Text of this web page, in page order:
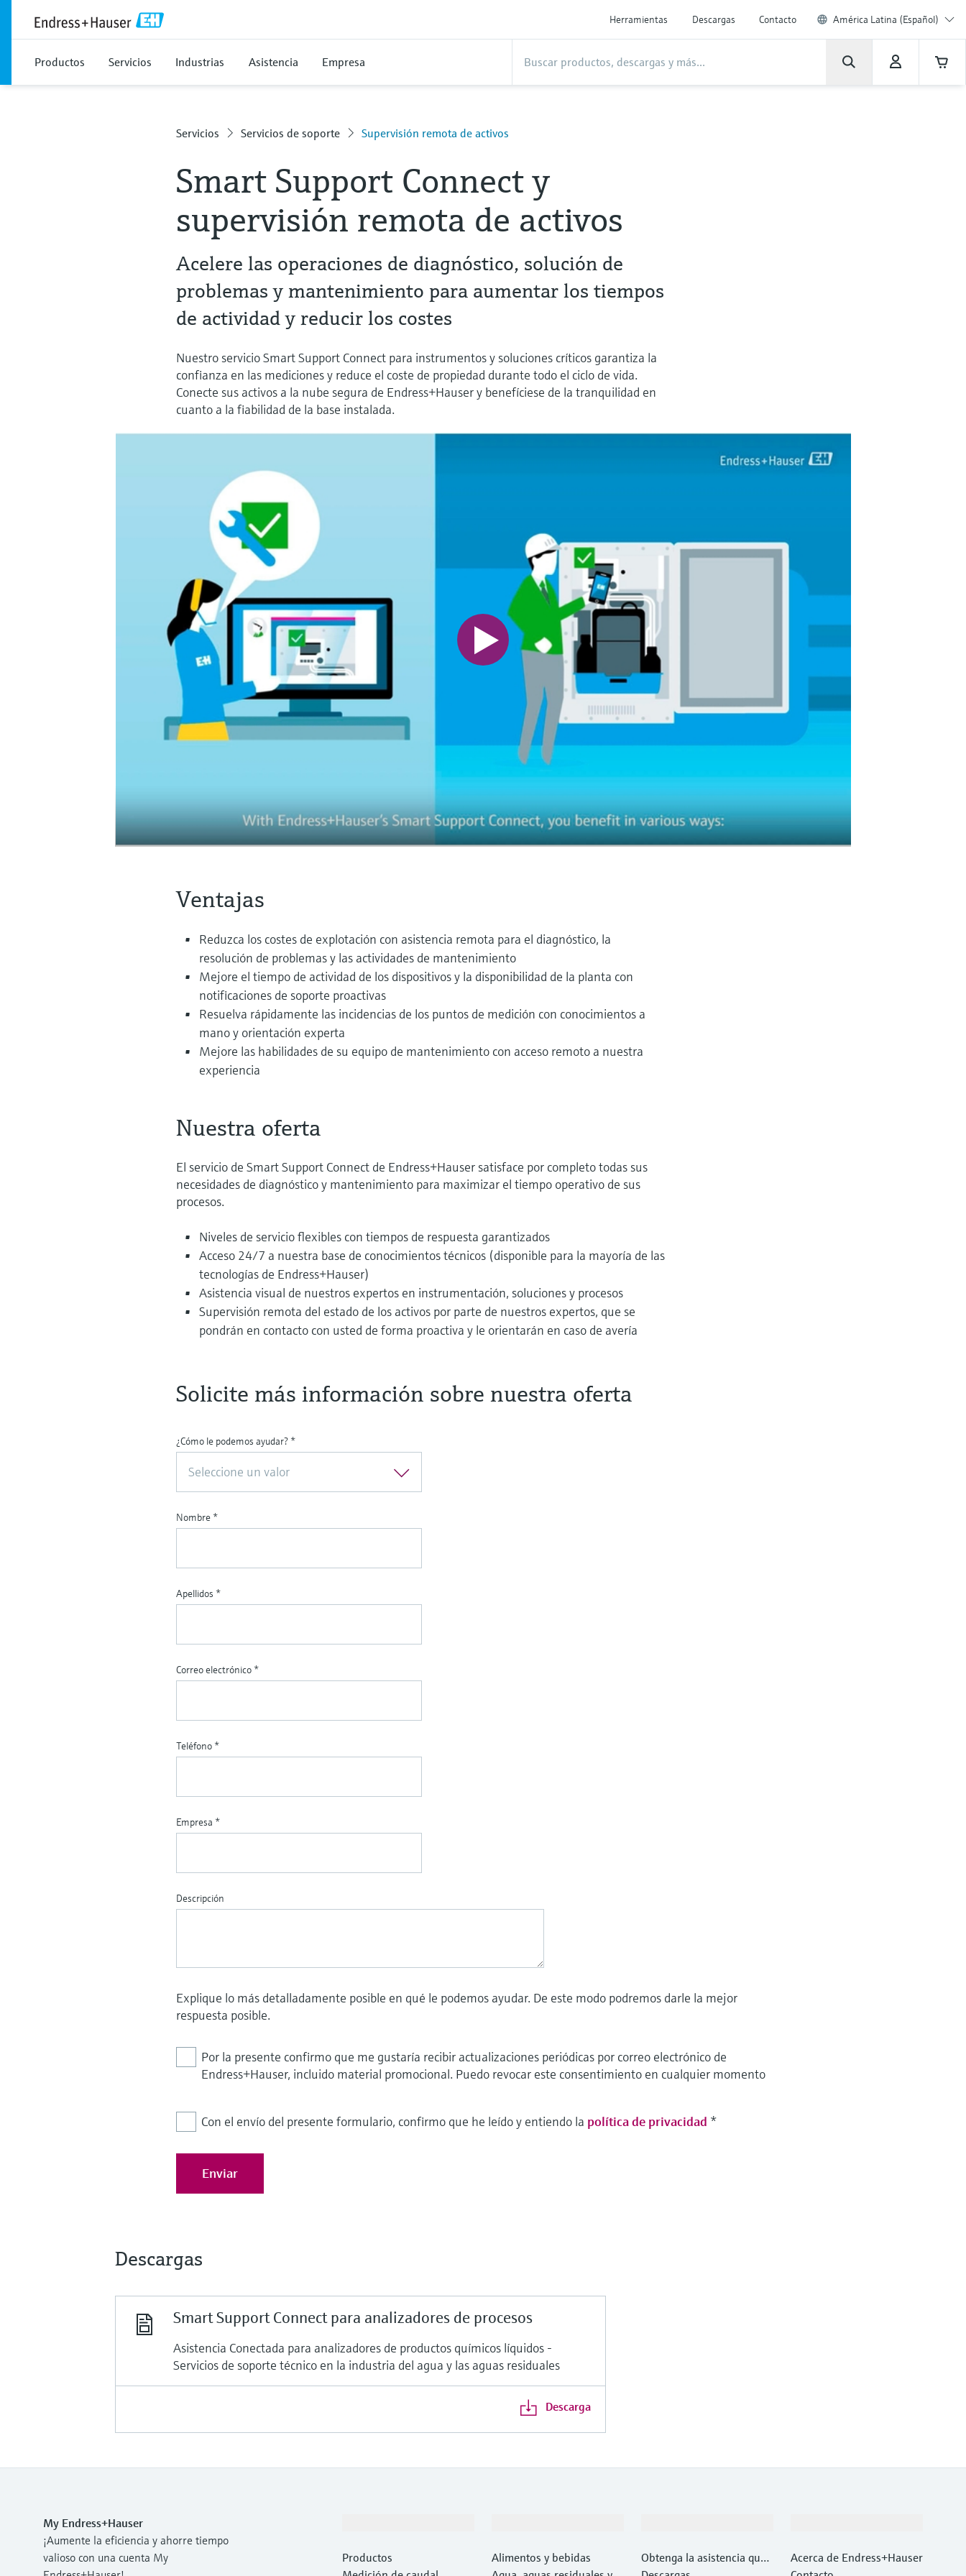
Herramientas Descargas Contacto América Latina (Español)
Productos Servicios Industrias Asistencia Empresa
Servicios Servicios de soporte Supervisión remota de activos
Smart Support Connect y
supervisión remota de activos
Acelere las operaciones de diagnóstico, solución de
problemas y mantenimiento para aumentar los tiempos
de actividad y reducir los costes
Nuestro servicio Smart Support Connect para instrumentos y soluciones críticos garantiza la
confianza en las mediciones y reduce el coste de propiedad durante todo el ciclo de vida.
Conecte sus activos a la nube segura de Endress+Hauser y benefíciese de la tranquilidad en
cuanto a la fiabilidad de la base instalada.
Ventajas
Reduzca los costes de explotación con asistencia remota para el diagnóstico, la
resolución de problemas y las actividades de mantenimiento
Mejore el tiempo de actividad de los dispositivos y la disponibilidad de la planta con
notificaciones de soporte proactivas
Resuelva rápidamente las incidencias de los puntos de medición con conocimientos a
mano y orientación experta
Mejore las habilidades de su equipo de mantenimiento con acceso remoto a nuestra
experiencia
Nuestra oferta
El servicio de Smart Support Connect de Endress+Hauser satisface por completo todas sus
necesidades de diagnóstico y mantenimiento para maximizar el tiempo operativo de sus
procesos.
Niveles de servicio flexibles con tiempos de respuesta garantizados
Acceso 24/7 a nuestra base de conocimientos técnicos (disponible para la mayoría de las
tecnologías de Endress+Hauser)
Asistencia visual de nuestros expertos en instrumentación, soluciones y procesos
Supervisión remota del estado de los activos por parte de nuestros expertos, que se
pondrán en contacto con usted de forma proactiva y le orientarán en caso de avería
Solicite más información sobre nuestra oferta
¿Cómo le podemos ayudar? *
Seleccione un valor
Nombre *
Apellidos *
Correo electrónico *
Teléfono *
Empresa *
Descripción
Explique lo más detalladamente posible en qué le podemos ayudar. De este modo podremos darle la mejor
respuesta posible.
Por la presente confirmo que me gustaría recibir actualizaciones periódicas por correo electrónico de
Endress+Hauser, incluido material promocional. Puedo revocar este consentimiento en cualquier momento
Con el envío del presente formulario, confirmo que he leído y entiendo la política de privacidad *
Enviar
Descargas
Smart Support Connect para analizadores de procesos
Asistencia Conectada para analizadores de productos químicos líquidos -
Servicios de soporte técnico en la industria del agua y las aguas residuales
Descarga
My Endress+Hauser
¡Aumente la eficiencia y ahorre tiempo
valioso con una cuenta My
Productos
Alimentos y bebidas
Obtenga la asistencia que
Acerca de Endress+Hauser